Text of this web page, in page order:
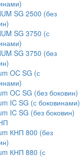
SG 2500 (без
SG 3750 (с
SG 3750 (без
OC SG (с
OC SG (без боковин)
IC SG (с боковинами)
IC SG (без боковин)
КНП 800 (без
КНП 880 (с